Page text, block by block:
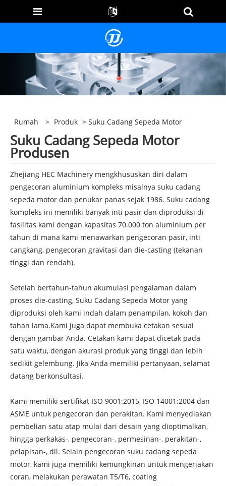
Rumah > Produk > Suku Cadang Sepeda Motor
Suku Cadang Sepeda Motor
Produsen
Zhejiang HEC Machinery mengkhususkan diri dalam
pengecoran aluminium kompleks misalnya suku cadang
sepeda motor dan penukar panas sejak 1986. Suku cadang
kompleks ini memiliki banyak inti pasir dan diproduksi di
fasilitas kami dengan kapasitas 70.000 ton aluminium per
tahun di mana kami menawarkan pengecoran pasir, inti
cangkang, pengecoran gravitasi dan die-casting (tekanan
tinggi dan rendah).
Setelah bertahun-tahun akumulasi pengalaman dalam
proses die-casting, Suku Cadang Sepeda Motor yang
diproduksi oleh kami indah dalam penampilan, kokoh dan
tahan lama.Kami juga dapat membuka cetakan sesuai
dengan gambar Anda. Cetakan kami dapat dicetak pada
satu waktu, dengan akurasi produk yang tinggi dan lebih
sedikit gelembung. Jika Anda memiliki pertanyaan, selamat
datang berkonsultasi.
Kami memiliki sertifikat ISO 9001:2015, ISO 14001:2004 dan
ASME untuk pengecoran dan perakitan. Kami menyediakan
pembelian satu atap mulai dari desain yang dioptimalkan,
hingga perkakas-, pengecoran-, permesinan-, perakitan-,
pelapisan-, dll. Selain pengecoran suku cadang sepeda
motor, kami juga memiliki kemungkinan untuk mengerjakan
coran, melakukan perawatan T5/T6, coating